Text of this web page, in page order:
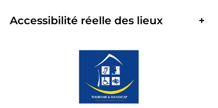
Accessibilité réelle des lieux +